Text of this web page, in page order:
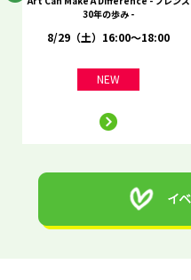
30年の歩み -
8/29（土）16:00～18:00
NEW